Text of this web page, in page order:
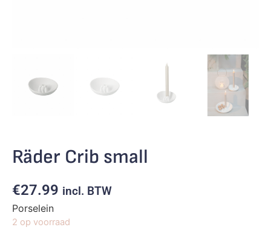
Räder Crib small
€27.99 incl. BTW
Porselein
2 op voorraad